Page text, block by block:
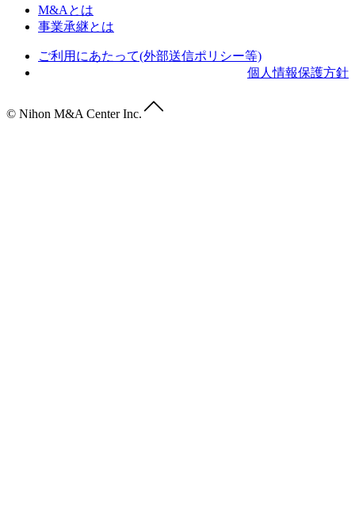
M&Aとは
事業承継とは
ご利用にあたって(外部送信ポリシー等)
個人情報保護方針
© Nihon M&A Center Inc.